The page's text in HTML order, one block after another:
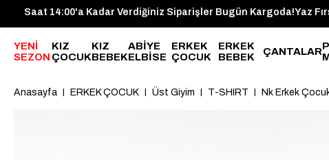
Kargoda! Saat 14:00'a Kadar Verdiğiniz Siparişler Bugün
YENİ
SEZON
KIZ
ÇOCUK
KIZ
BEBEK
ABİYE
ELBİSE
ERKEK
ÇOCUK
ERKEK
BEBEK
ÇANTALAR
Anasayfa ERKEK ÇOCUK Üst Giyim T-SHIRT Nk Erkek